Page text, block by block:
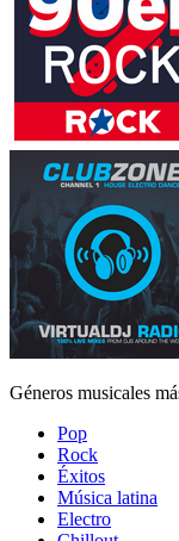
Géneros musicales
Pop
Rock
Éxitos
Música latina
Electro